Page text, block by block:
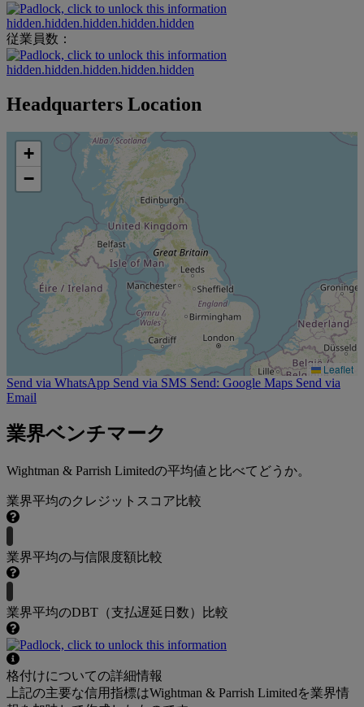
hidden.hidden.hidden.hidden.hidden
従業員数：
hidden.hidden.hidden.hidden.hidden
Headquarters Location
+
−
Leaflet
Send via WhatsApp Send via SMS Send: Google Maps Send via
Email
業界ベンチマーク
Wightman & Parrish Limitedの平均値と比べてどうか。
業界平均のクレジットスコア比較
業界平均の与信限度額比較
業界平均のDBT（支払遅延日数）比較
格付けについての詳細情報
上記の主要な信用指標はWightman & Parrish Limitedを業界情